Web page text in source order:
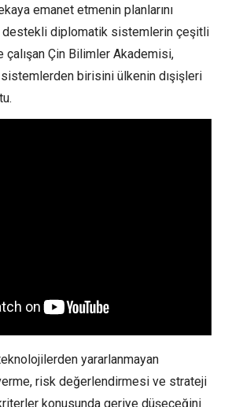
emanet etmenin planlarını
destekli diplomatik sistemlerin çeşitli
Çin Bilimler Akademisi,
birisini ülkenin dışişleri
yararlanmayan
risk değerlendirmesi ve strateji
konusunda geriye düşeceğini